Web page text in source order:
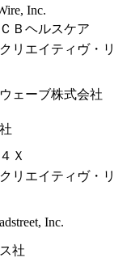
Inc.
Ｂヘルスケア
リエイティヴ・リ
ェーブ株式会社
Ｘ
リエイティヴ・リ
Inc.
社